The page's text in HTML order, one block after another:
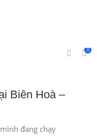
0
Biên Hoà –
đang chạy